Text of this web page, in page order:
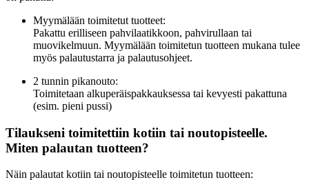
Myymälään toimitetut tuotteet:
Pakattu erilliseen pahvilaatikkoon, pahvirullaan tai
muovikelmuun. Myymälään toimitetun tuotteen mukana tulee
myös palautustarra ja palautusohjeet.
2 tunnin pikanouto:
Toimitetaan alkuperäispakkauksessa tai kevyesti pakattuna
(esim. pieni pussi)
Tilaukseni toimitettiin kotiin tai noutopisteelle.
Miten palautan tuotteen?
Näin palautat kotiin tai noutopisteelle toimitetun tuotteen: